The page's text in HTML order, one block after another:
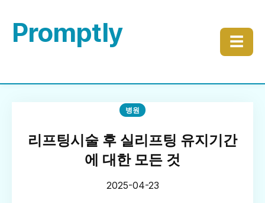
Promptly ☰
병원
리프팅시술 후 실리프팅 유지기간
에 대한 모든 것
2025-04-23